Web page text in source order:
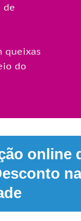
de
queixas
do
online